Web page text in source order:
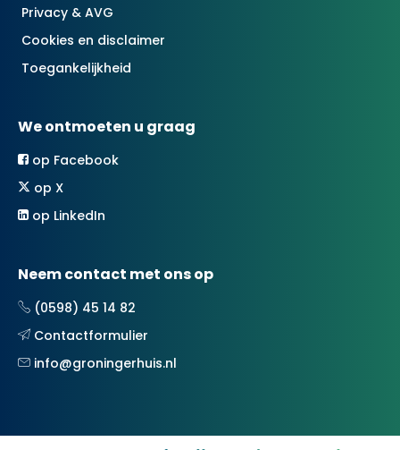
Privacy & AVG
Cookies en disclaimer
Toegankelijkheid
We ontmoeten u graag
op Facebook
op X
op LinkedIn
Neem contact met ons op
(0598) 45 14 82
Contactformulier
info@groningerhuis.nl